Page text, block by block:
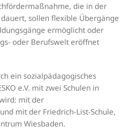
die in der
dauert, sollen flexible Übergänge
ermöglicht oder
oder Berufswelt eröffnet
ein sozialpädagogisches
e.V. mit zwei Schulen in
mit der
mit der Friedrich-List-Schule,
Wiesbaden.